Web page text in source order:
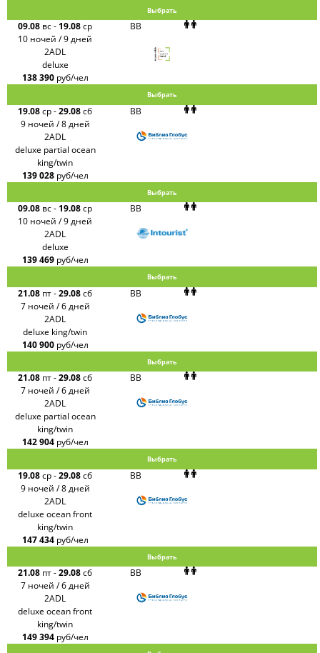
Выбрать
09.08 вс- 19.08ср
10 ночей / 9 дней
BB
2ADL
deluxe
138 390 руб/чел
Выбрать
19.08ср-29.08сб
9 ночей / 8 дней
BB
2ADL
deluxe partial ocean
king/twin
139 028 руб/чел
Выбрать
09.08 вс- 19.08ср
10 ночей / 9 дней
BB
2ADL
deluxe
139 469 руб/чел
Выбрать
21.08 пт-29.08сб
7 ночей / 6 дней
BB
2ADL
deluxe king/twin
140 900 руб/чел
Выбрать
21.08 пт-29.08сб
7 ночей / 6 дней
BB
2ADL
deluxe partial ocean
king/twin
142 904 руб/чел
Выбрать
19.08ср-29.08сб
9 ночей / 8 дней
BB
2ADL
deluxe ocean front
king/twin
147 434 руб/чел
Выбрать
21.08 пт-29.08сб
7 ночей / 6 дней
BB
2ADL
deluxe ocean front
king/twin
149 394 руб/чел